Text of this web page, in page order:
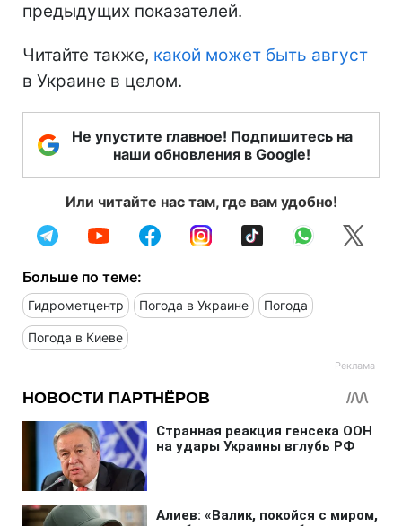
предыдущих показателей.
Читайте также, какой может быть август
в Украине в целом.
Не упустите главное! Подпишитесь на
наши обновления в Google!
Или читайте нас там, где вам удобно!
Больше по теме:
Гидрометцентр Погода в Украине Погода
Погода в Киеве